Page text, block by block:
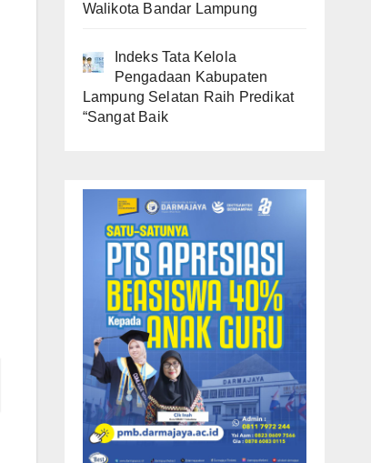
Walikota Bandar Lampung
Indeks Tata Kelola
Pengadaan Kabupaten
Lampung Selatan Raih Predikat
“Sangat Baik